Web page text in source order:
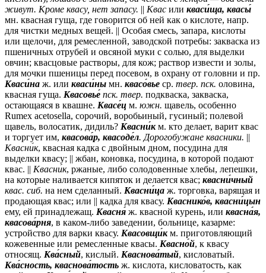
живут. Кроме квасу, нет запасу. || Квас или кваси́ща, квасы́
мн. квасная гуща, где говорится об ней как о кислоте, напр.
для чистки медных вещей. || Особая смесь, запара, кислоты
или щелочи, для ремесленной, заводской потребы: закваска из
пшеничных отрубей и овсяной муки с солью, для выделки
овчин; квасцовые растворы, для кож; раствор извести и золы,
для мочки пшеницы перед посевом, в охрану от головни и пр.
Кваси́на ж. или кваси́ны мн. квасо́вье ср. твер. пск. оловина,
квасная гуща. Квасовье́ пск. твер. подкваска, закваска,
остающаяся в квашне. Квасе́ц м. южн. щавель, особенно
Rumex acetosella, сорочий, воробьиный, гусиный; полевой
щавель, волосатик, дидиль? Квасни́к м. кто делает, варит квас
и торгует им, квасова́р, квасоде́л. Дорогобужане квасники. ||
Квасни́к, квасная кадка с двойным дном, посудина для
выделки квасу; || жбан, коновка, посудина, в которой подают
квас. || Квасни́к, ржаные, либо солодовенные хлебы, лепешки,
на которые наливается кипяток и делается квас; квасни́чный
квас. сиб. на нем сделанный. Квасни́ца ж. торговка, варящая и
продающая квас; или || кадка для квасу. Кваснико́в, квасни́цын
ему, ей принадлежащ. Квасня́ ж. квасной курень, или квасна́я,
квасова́рня, в каком-либо заведении, больнице, казарме:
устройство для варки квасу. Квасовщи́к м. приготовляющий
кожевенные или ремесленные квасы. Квасно́й, к квасу
относящ. Ква́сный, кислый. Кваснова́тый, кисловатый.
Ква́сность, кваснова́тость ж. кислота, кисловатость, как